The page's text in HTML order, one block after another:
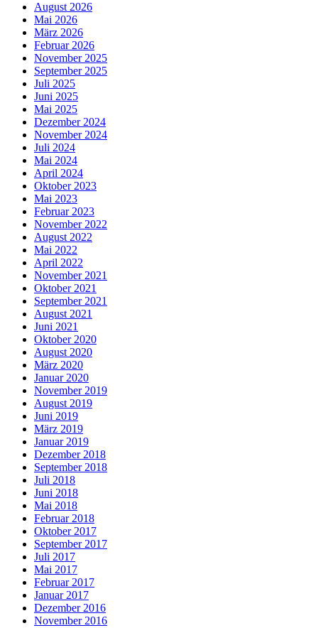
August 2026
Mai 2026
März 2026
Februar 2026
November 2025
September 2025
Juli 2025
Juni 2025
Mai 2025
Dezember 2024
November 2024
Juli 2024
Mai 2024
April 2024
Oktober 2023
Mai 2023
Februar 2023
November 2022
August 2022
Mai 2022
April 2022
November 2021
Oktober 2021
September 2021
August 2021
Juni 2021
Oktober 2020
August 2020
März 2020
Januar 2020
November 2019
August 2019
Juni 2019
März 2019
Januar 2019
Dezember 2018
September 2018
Juli 2018
Juni 2018
Mai 2018
Februar 2018
Oktober 2017
September 2017
Juli 2017
Mai 2017
Februar 2017
Januar 2017
Dezember 2016
November 2016